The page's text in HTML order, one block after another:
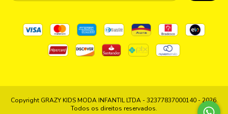
Copyright GRAZY KIDS MODA INFANTIL LTDA - 32377837000140 - 2026.
Todos os direitos reservados.